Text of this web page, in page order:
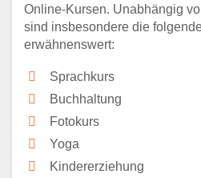
Online-Kursen. Unabhängig
sind insbesondere die
erwähnenswert:
Sprachkurs
Buchhaltung
Fotokurs
Yoga
Kindererziehung